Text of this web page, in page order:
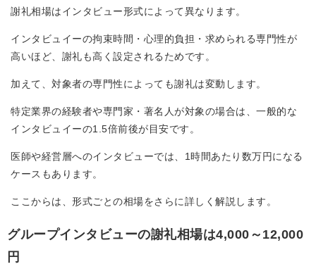
謝礼相場はインタビュー形式によって異なります。
インタビュイーの拘束時間・心理的負担・求められる専門性が
高いほど、謝礼も高く設定されるためです。
加えて、対象者の専門性によっても謝礼は変動します。
特定業界の経験者や専門家・著名人が対象の場合は、一般的な
インタビュイーの1.5倍前後が目安です。
医師や経営層へのインタビューでは、1時間あたり数万円になる
ケースもあります。
ここからは、形式ごとの相場をさらに詳しく解説します。
グループインタビューの謝礼相場は4,000～12,000
円